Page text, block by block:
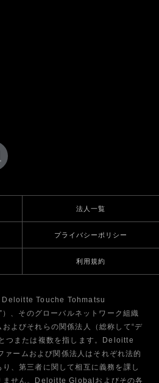
法人一覧
プライバシーポリシー
利用規約
Deloitte Touche Tohmatsu
、そのグローバルネットワーク組織
よびそれらの関係法人（総称して“デ
つまたは複数を指します。Deloitte
ームおよび関係法人はそれぞれ法的
、第三者に関して相互に義務を課し
ません。Deloitte Globalおよびその各